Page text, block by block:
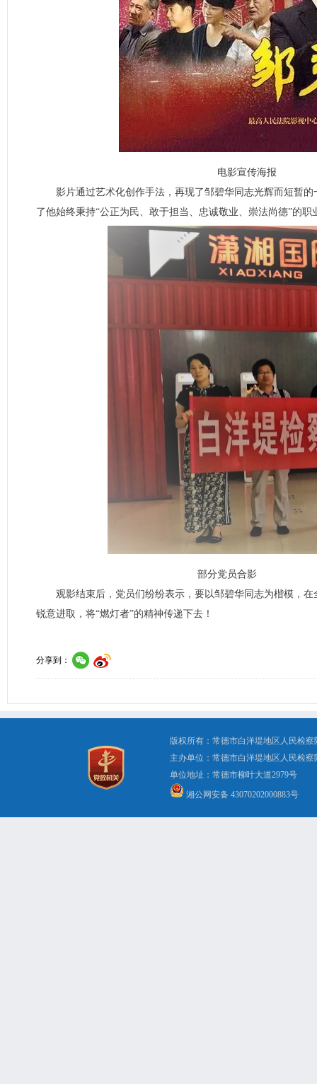
电影宣传海报
影片通过艺术化创作手法，再现了邹碧华同志光辉而短暂
了他始终秉持“公正为民、敢于担当、忠诚敬业、崇法尚德”的职
部分党员合影
观影结束后，党员们纷纷表示，要以邹碧华同志为楷模，
锐意进取，将“燃灯者”的精神传递下去！
分享到：
版权所有：常德市白洋堤地区人民检
主办单位：常德市白洋堤地区人民检
单位地址：常德市柳叶大道2979号
湘公网安备 43070202000883号